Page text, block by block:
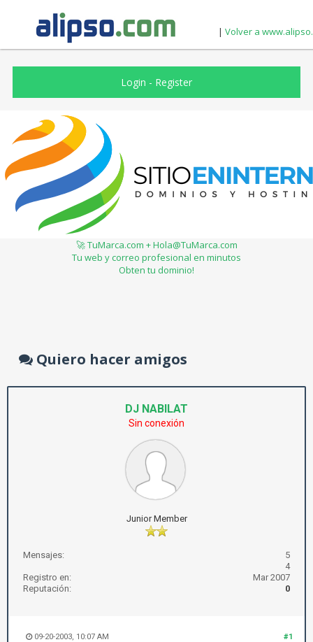
| Volver a
Login - Register
🚀 TuMarca.com + Hola@TuMarca.com
Tu web y correo profesional en minutos
Obten tu dominio!
Quiero hacer amigos
DJ NABILAT
Sin conexión
Junior Member
Mensajes:
5
4
Registro en:
Mar 2007
Reputación:
0
#1
09-20-2003, 10:07 AM